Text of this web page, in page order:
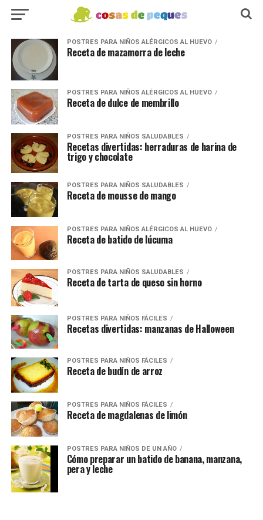
POSTRES PARA NIÑOS ALÉRGICOS AL HUEVO
Receta de mazamorra de leche
POSTRES PARA NIÑOS ALÉRGICOS AL HUEVO
Receta de dulce de membrillo
POSTRES PARA NIÑOS SALUDABLES
Recetas divertidas: herraduras de harina de
trigo y chocolate
POSTRES PARA NIÑOS SALUDABLES
Receta de mousse de mango
POSTRES PARA NIÑOS ALÉRGICOS AL HUEVO
Receta de batido de lúcuma
POSTRES PARA NIÑOS SALUDABLES
Receta de tarta de queso sin horno
POSTRES PARA NIÑOS FÁCILES
Recetas divertidas: manzanas de Halloween
POSTRES PARA NIÑOS FÁCILES
Receta de budín de arroz
POSTRES PARA NIÑOS FÁCILES
Receta de magdalenas de limón
POSTRES PARA NIÑOS DE UN AÑO
Cómo preparar un batido de banana, manzana,
pera y leche